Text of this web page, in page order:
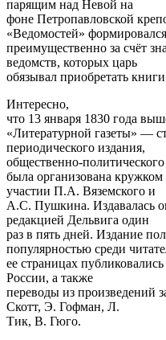
парящим над Невой на
фоне Петропавловской
«Ведомостей» формировался
преимущественно за счёт
ведомств, которых царь
обязывал приобретать
Интересно,
что 13 января 1830 года
«Литературной газеты» —
периодического издания,
общественно-
была организована
участии П.А. Вяземского и
А.С. Пушкина. Издавалась
редакцией Дельвига один
раз в пять дней. Издание
популярностью среди
ее страницах
России, а также
переводы из произведений
Скотт, Э. Гофман, Л.
Тик, В. Гюго.